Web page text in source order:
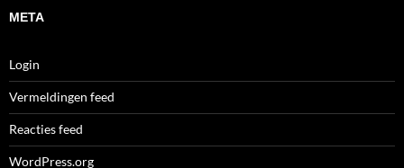
META
Login
Vermeldingen feed
Reacties feed
WordPress.org